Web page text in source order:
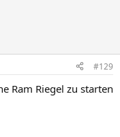
#129
Ram Riegel zu starten